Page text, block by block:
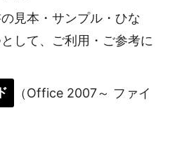
見本・サンプル・ひな
して、ご利用・ご参考に
（Office 2007～ ファイ